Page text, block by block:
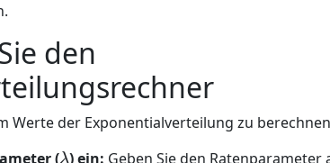
den
Werte der Exponentialverteilung zu
(
λ
) ein: Geben Sie den Ratenparameter